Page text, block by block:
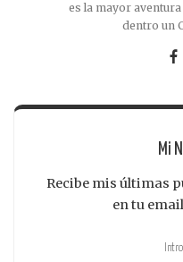
es la mayor
dentro un
Mi
Recibe mis últimas
en tu